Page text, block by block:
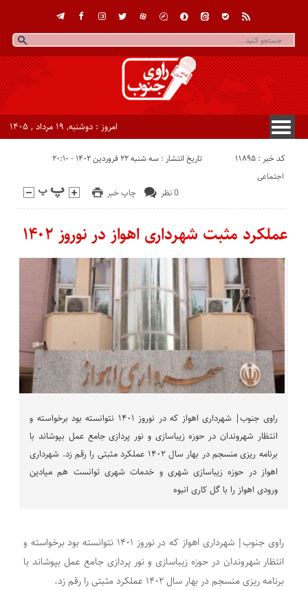
امروز : دوشنبه, ۱۹ مرداد , ۱۴۰۵
کد خبر : 11895 تاریخ انتشار : سه شنبه ۲۲ فروردین ۱۴۰۲ - ۲۰:۱۰
چاپ خبر 0 نظر
اجتماعی
عملکرد مثبت شهرداری اهواز در نوروز ۱۴۰۲
راوی جنوب| شهرداری اهواز که در نوروز ۱۴۰۱ نتوانسته بود برخواسته و
انتظار شهروندان در حوزه زیباسازی و نور پردازی جامع عمل بپوشاند با
برنامه ریزی منسجم در بهار سال ۱۴۰۲ عملکرد مثبتی را رقم زد. شهرداری
اهواز در حوزه زیباسازی شهری و خدمات شهری توانست هم میادین
ورودی اهواز را با گل کاری انبوه
راوی جنوب| شهرداری اهواز که در نوروز ۱۴۰۱ نتوانسته بود برخواسته و
انتظار شهروندان در حوزه زیباسازی و نور پردازی جامع عمل بپوشاند با
برنامه ریزی منسجم در بهار سال ۱۴۰۲ عملکرد مثبتی را رقم زد.